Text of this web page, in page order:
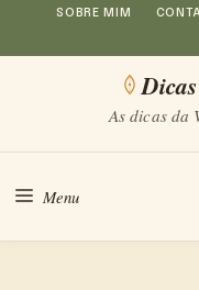
Saltar
para
conteúdo
SOBRE MIM
As dicas da
Menu